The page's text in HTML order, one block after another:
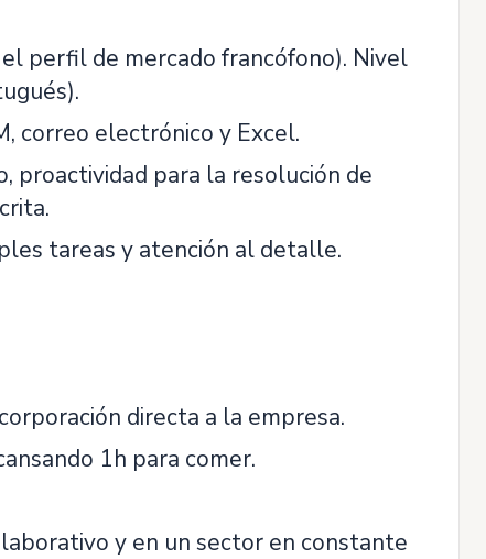
perfil de mercado francófono). Nivel
correo electrónico y Excel.
proactividad para la resolución de
tareas y atención al detalle.
directa a la empresa.
1h para comer.
y en un sector en constante